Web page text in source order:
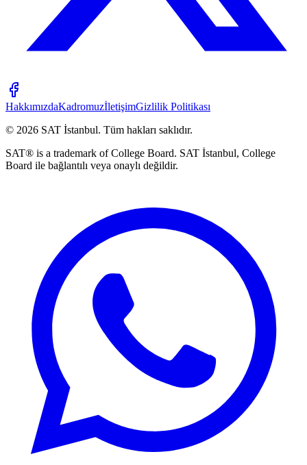
HakkımızdaKadromuzİletişimGizlilik Politikası
© 2026 SAT İstanbul. Tüm hakları saklıdır.
SAT® is a trademark of College Board. SAT İstanbul, College
Board ile bağlantılı veya onaylı değildir.